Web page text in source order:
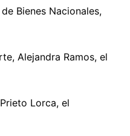
Bienes Nacionales,
Alejandra Ramos, el
Lorca, el